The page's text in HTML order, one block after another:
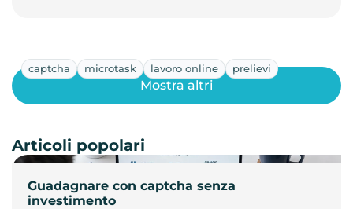
captcha microtask lavoro online prelievi
Guadagnare con captcha senza
investimento
Mostra altri
Articoli popolari